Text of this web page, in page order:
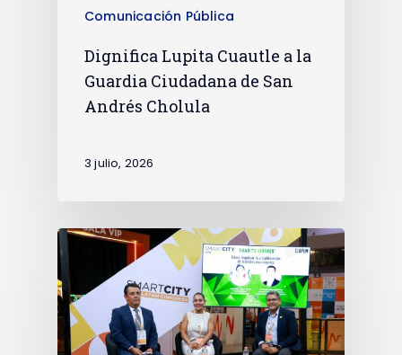
Comunicación Pública
Dignifica Lupita Cuautle a la
Guardia Ciudadana de San
Andrés Cholula
3 julio, 2026